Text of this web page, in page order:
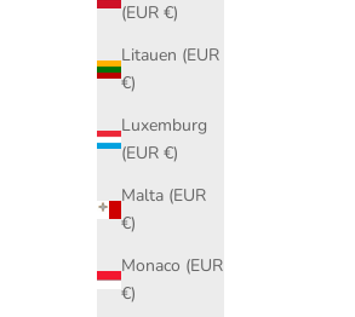
(EUR €)
Litauen (EUR
€)
Luxemburg
(EUR €)
Malta (EUR
€)
Monaco (EUR
€)